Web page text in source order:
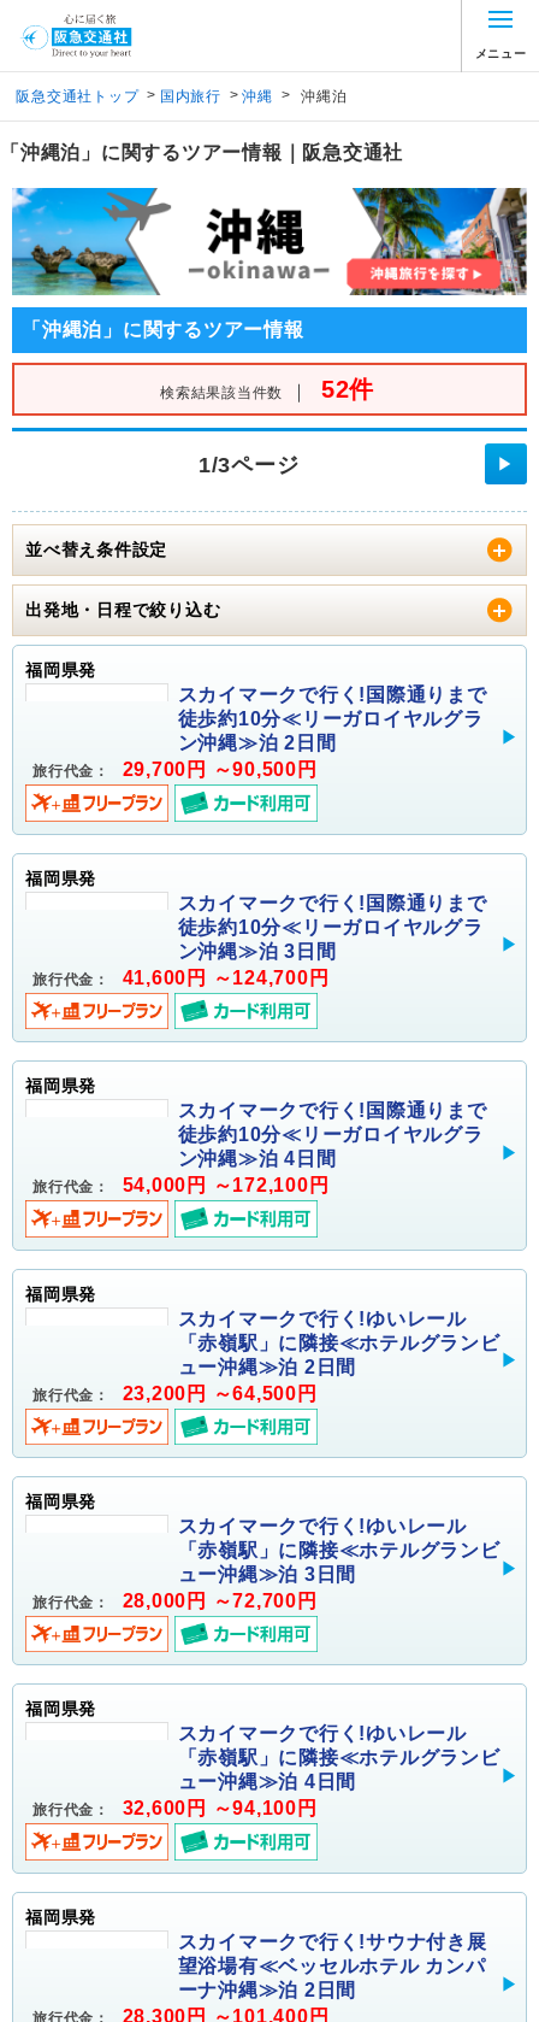
メニュー
阪急交通社トップ > 国内旅行 > 沖縄 > 沖縄泊
「沖縄泊」に関するツアー情報｜阪急交通社
「沖縄泊」に関するツアー情報
検索結果該当件数 ｜ 52件
1/3ページ ▶
並べ替え条件設定
出発地・日程で絞り込む
福岡県発
スカイマークで行く!国際通りまで
徒歩約10分≪リーガロイヤルグラ
ン沖縄≫泊 2日間
旅行代金： 29,700円 ～90,500円
福岡県発
スカイマークで行く!国際通りまで
徒歩約10分≪リーガロイヤルグラ
ン沖縄≫泊 3日間
旅行代金： 41,600円 ～124,700円
福岡県発
スカイマークで行く!国際通りまで
徒歩約10分≪リーガロイヤルグラ
ン沖縄≫泊 4日間
旅行代金： 54,000円 ～172,100円
福岡県発
スカイマークで行く!ゆいレール
「赤嶺駅」に隣接≪ホテルグランビ
ュー沖縄≫泊 2日間
旅行代金： 23,200円 ～64,500円
福岡県発
スカイマークで行く!ゆいレール
「赤嶺駅」に隣接≪ホテルグランビ
ュー沖縄≫泊 3日間
旅行代金： 28,000円 ～72,700円
福岡県発
スカイマークで行く!ゆいレール
「赤嶺駅」に隣接≪ホテルグランビ
ュー沖縄≫泊 4日間
旅行代金： 32,600円 ～94,100円
福岡県発
スカイマークで行く!サウナ付き展
望浴場有≪ベッセルホテル カンパ
ーナ沖縄≫泊 2日間
旅行代金： 28,300円 ～101,400円